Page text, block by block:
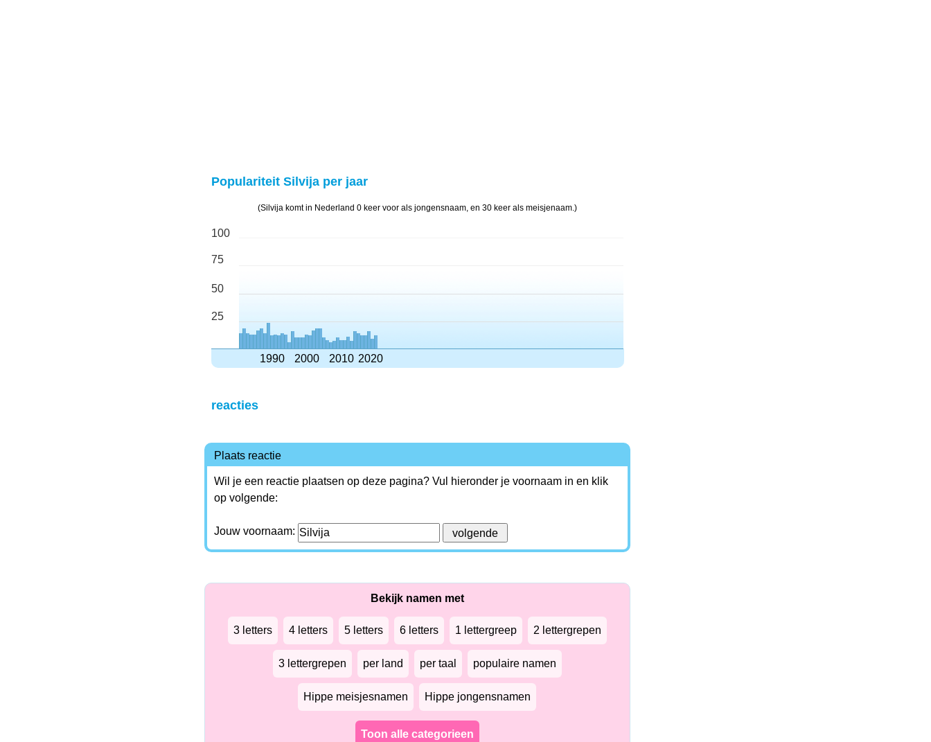
Populariteit Silvija per jaar
(Silvija komt in Nederland 0 keer voor als jongensnaam, en 30 keer als meisjenaam.)
100
75
50
25
1990 2000 2010 2020
reacties
Plaats reactie
Wil je een reactie plaatsen op deze pagina? Vul hieronder je voornaam in en klik
op volgende:
Jouw voornaam:
Bekijk namen met
3 letters 4 letters 5 letters 6 letters 1 lettergreep 2 lettergrepen
3 lettergrepen per land per taal populaire namen
Hippe meisjesnamen Hippe jongensnamen
Toon alle categorieen